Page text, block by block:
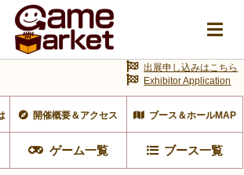
開催概要＆アクセス ブース＆ホールMAP
ゲーム一覧 ブース一覧
出展申し込みはこちら
Exhibitor Application